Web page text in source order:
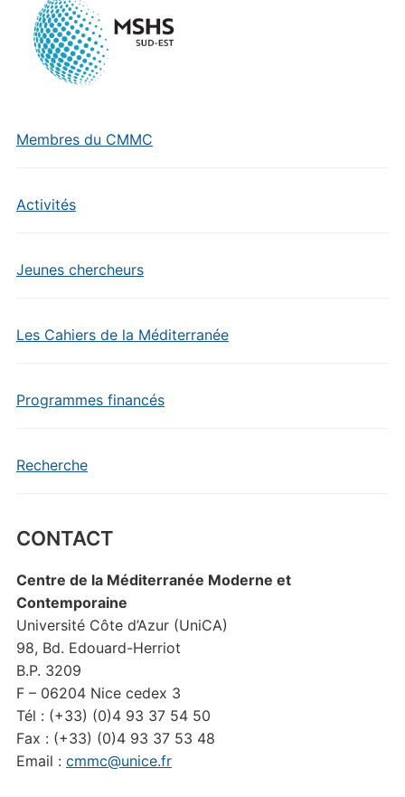
Membres du CMMC
Activités
Jeunes chercheurs
Les Cahiers de la Méditerranée
Programmes financés
Recherche
CONTACT
Centre de la Méditerranée Moderne et
Contemporaine
Université Côte d’Azur (UniCA)
98, Bd. Edouard-Herriot
B.P. 3209
F – 06204 Nice cedex 3
Tél : (+33) (0)4 93 37 54 50
Fax : (+33) (0)4 93 37 53 48
Email : cmmc@unice.fr